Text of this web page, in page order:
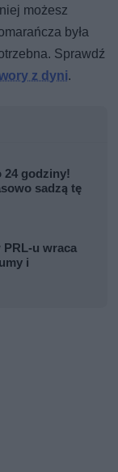
możesz
była
Sprawdź
z dyni.
24 godziny!
sadzą tę
u wraca
i